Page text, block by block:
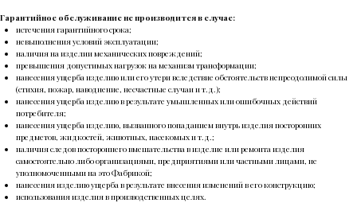
Гарантийное обслуживание не производится в случае:
истечения гарантийного срока;
невыполнения условий эксплуатации;
наличия на изделии механических повреждений;
превышения допустимых нагрузок на механизм трансформации;
нанесения ущерба изделию или его утери вследствие обстоятельств непреодолимой силы
(стихия, пожар, наводнение, несчастные случаи и т.д.);
нанесения ущерба изделию в результате умышленных или ошибочных действий
потребителя;
нанесения ущерба изделию, вызванного попаданием внутрь изделия посторонних
предметов, жидкостей, животных, насекомых и т.д.;
наличия следов постороннего вмешательства в изделие или ремонта изделия
самостоятельно либо организациями, предприятиями или частными лицами, не
уполномоченными на это Фабрикой;
нанесения изделию ущерба в результате внесения изменений в его конструкцию;
использования изделия в производственных целях.